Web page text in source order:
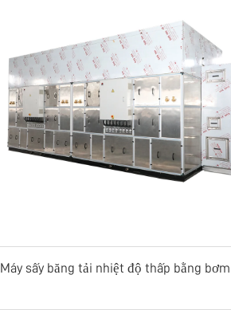
Máy sấy băng tải nhiệt độ thấp bằng